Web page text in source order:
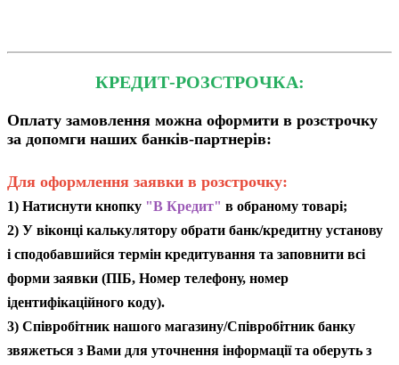
КРЕДИТ-РОЗСТРОЧКА:
Оплату замовлення можна оформити в розстрочку
за допомги наших банків-партнерів:
Для оформлення заявки в розстрочку:
1) Натиснути кнопку "В Кредит" в обраному товарі;
2) У віконці калькулятору обрати банк/кредитну установу
і сподобавшийся термін кредитування та заповнити всі
форми заявки (ПІБ, Номер телефону, номер
ідентифікаційного коду).
3) Співробітник нашого магазину/Співробітник банку
звяжеться з Вами для уточнення інформації та оберуть з